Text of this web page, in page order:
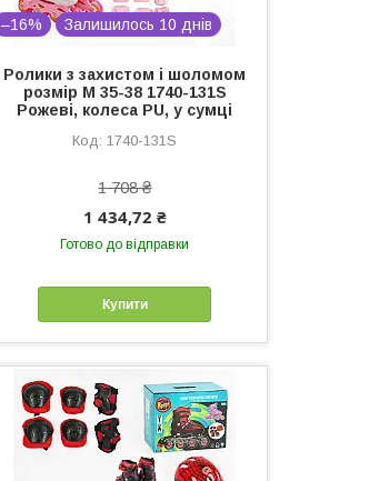
–16% Залишилось 10 днів
Ролики з захистом і шоломом
розмір М 35-38 1740-131S
Рожеві, колеса PU, у сумці
1740-131S
1 708 ₴
1 434,72 ₴
Готово до відправки
Купити